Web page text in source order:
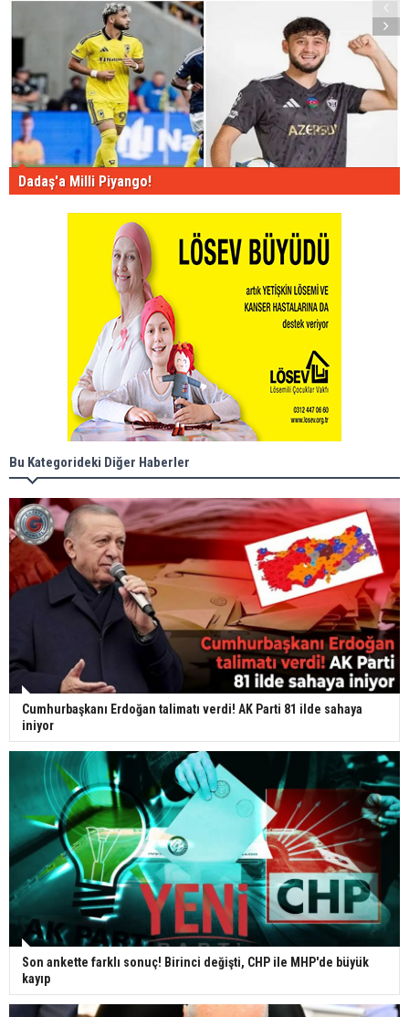
Dadaş'a Milli Piyango!
Bu Kategorideki Diğer Haberler
Cumhurbaşkanı Erdoğan talimatı verdi! AK Parti 81 ilde sahaya
iniyor
Son ankette farklı sonuç! Birinci değişti, CHP ile MHP'de büyük
kayıp